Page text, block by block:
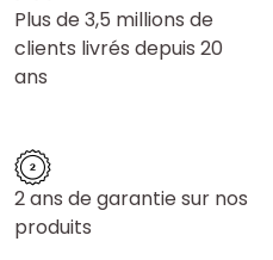
Plus de 3,5 millions de
clients livrés depuis 20
ans
2 ans de garantie sur nos
produits